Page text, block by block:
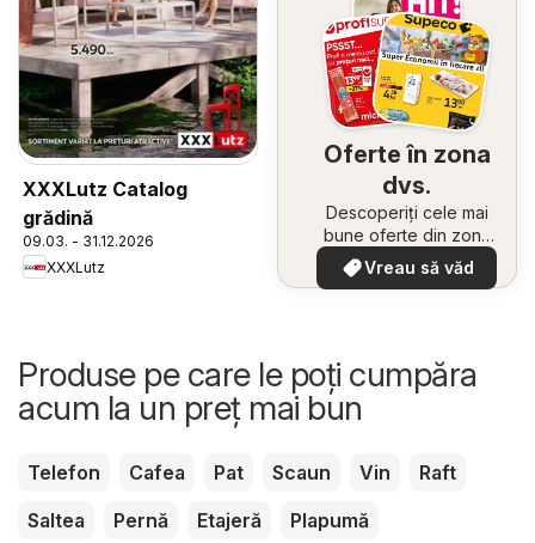
XXXLutz Catalog
grădină
09.03. - 31.12.2026
XXXLutz
Oferte în zona
dvs.
Descoperiți cele mai
bune oferte din zona
dumneavoastră
Vreau să văd
Produse pe care le poți cumpăra
acum la un preț mai bun
Telefon Cafea Pat Scaun Vin
Raft
Saltea
Pernă Etajeră Plapumă